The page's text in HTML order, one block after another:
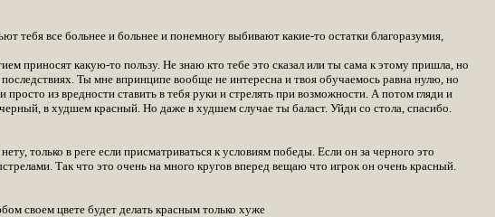
тебя все больнее и больнее и понемногу выбивают какие-то остатки благоразумия,
приносят какую-то пользу. Не знаю кто тебе это сказал или ты сама к этому пришла, но
Ты мне впринципе вообще не интересна и твоя обучаемось равна нулю, но
из вредности ставить в тебя руки и стрелять при возможности. А потом гляди и
в худшем красный. Но даже в худшем случае ты баласт. Уйди со стола, спасибо.
только в реге если присматриваться к условиям победы. Если он за черного это
Так что это очень на много кругов вперед вещаю что игрок он очень красный.
своем цвете будет делать красным только хуже